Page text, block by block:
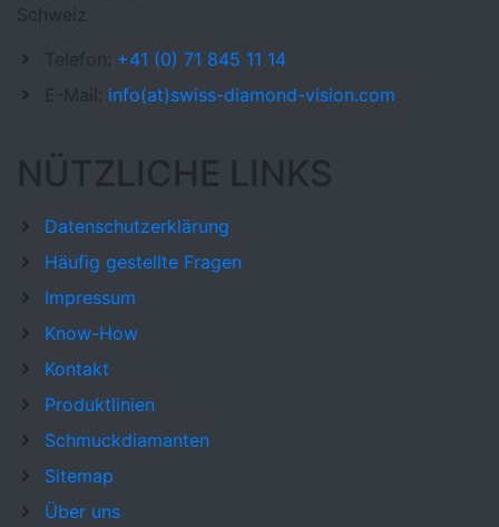
Schweiz
Telefon:
+41 (0) 71 845 11 14
E-Mail:
info(at)swiss-diamond-vision.com
NÜTZLICHE LINKS
Datenschutzerklärung
Häufig gestellte Fragen
Impressum
Know-How
Kontakt
Produktlinien
Schmuckdiamanten
Sitemap
Über uns